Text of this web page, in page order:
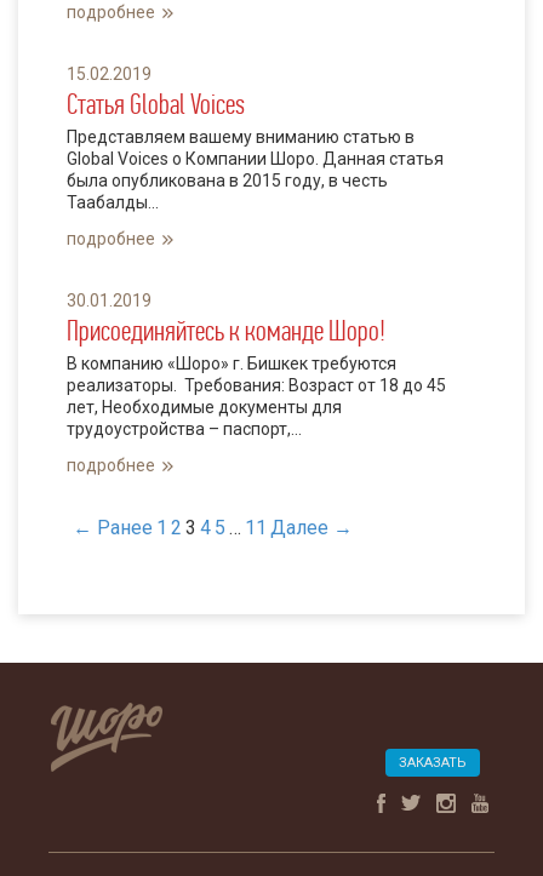
подробнее
15.02.2019
Статья Global Voices
Представляем вашему вниманию статью в
Global Voices о Компании Шоро. Данная статья
была опубликована в 2015 году, в честь
Таабалды...
подробнее
30.01.2019
Присоединяйтесь к команде Шоро!
В компанию «Шоро» г. Бишкек требуются
реализаторы. Требования: Возраст от 18 до 45
лет, Необходимые документы для
трудоустройства – паспорт,...
подробнее
← Ранее 1 2 3 4 5 … 11 Далее →
ЗАКАЗАТЬ